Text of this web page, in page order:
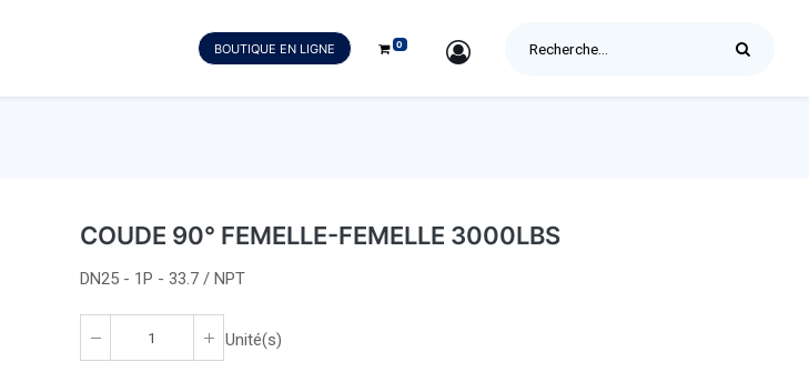
BOUTIQUE EN LIGNE 0 SIGN IN
COUDE 90° FEMELLE-FEMELLE 3000LBS
DN25 - 1P - 33.7 / NPT
Unité(s)